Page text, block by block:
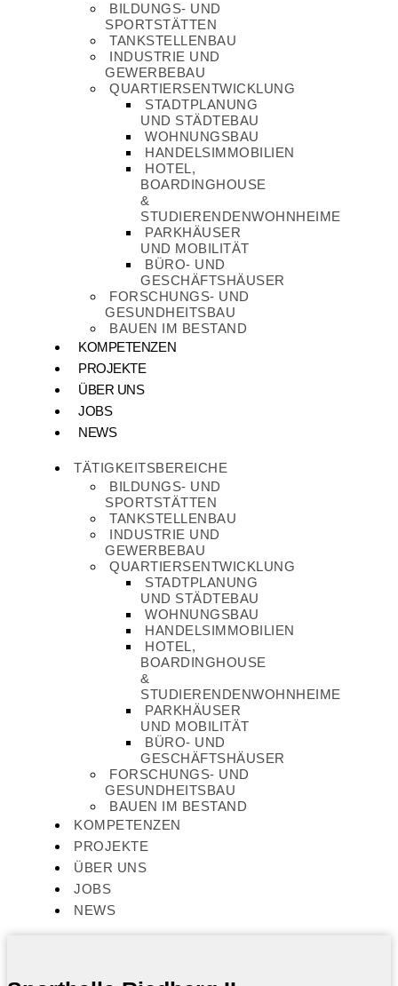
BILDUNGS- UND
SPORTSTÄTTEN
TANKSTELLENBAU
INDUSTRIE UND
GEWERBEBAU
QUARTIERSENTWICKLUNG
STADTPLANUNG
UND STÄDTEBAU
WOHNUNGSBAU
HANDELSIMMOBILIEN
HOTEL,
BOARDINGHOUSE
&
STUDIERENDENWOHNHEIME
PARKHÄUSER
UND MOBILITÄT
BÜRO- UND
GESCHÄFTSHÄUSER
FORSCHUNGS- UND
GESUNDHEITSBAU
BAUEN IM BESTAND
KOMPETENZEN
PROJEKTE
ÜBER UNS
JOBS
NEWS
TÄTIGKEITSBEREICHE
BILDUNGS- UND
SPORTSTÄTTEN
TANKSTELLENBAU
INDUSTRIE UND
GEWERBEBAU
QUARTIERSENTWICKLUNG
STADTPLANUNG
UND STÄDTEBAU
WOHNUNGSBAU
HANDELSIMMOBILIEN
HOTEL,
BOARDINGHOUSE
&
STUDIERENDENWOHNHEIME
PARKHÄUSER
UND MOBILITÄT
BÜRO- UND
GESCHÄFTSHÄUSER
FORSCHUNGS- UND
GESUNDHEITSBAU
BAUEN IM BESTAND
KOMPETENZEN
PROJEKTE
ÜBER UNS
JOBS
NEWS